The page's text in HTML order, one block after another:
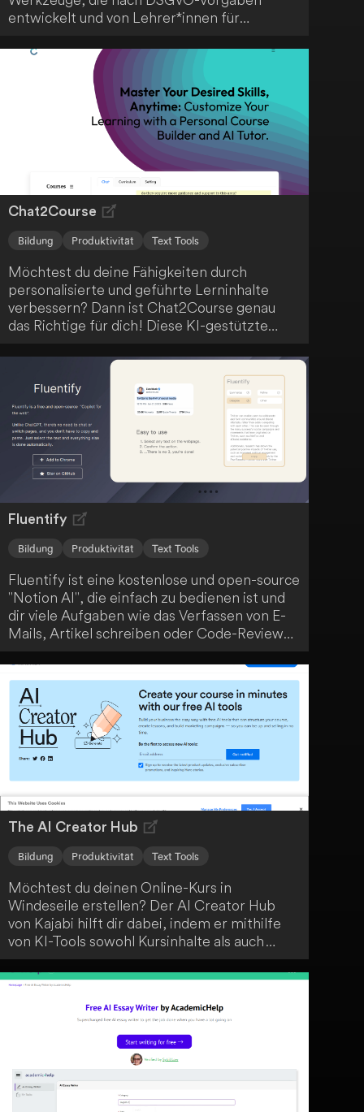
entwickelt und von Lehrer*innen für
praktischer Alleskönner für den modernen
Chat2Course
Bildung Produktivität Text Tools
Möchtest du deine Fähigkeiten durch
personalisierte und geführte Lerninhalte
verbessern? Dann ist Chat2Course genau
das Richtige für dich! Diese KI-gestützte
gestützte Kursentwicklung, anpassbare
Kursübersichten und interaktives Curriculum-
Design. Profitiere von personalisierten
Lerninhalten, Echtzeit-KI-Kursleitern und
einer GPT-4-getriebenen Lernerfahrung, um
deine Ziele zu erreichen.
Fluentify
Bildung Produktivität Text Tools
Fluentify ist eine kostenlose und open-source
"Notion AI", die einfach zu bedienen ist und
dir viele Aufgaben wie das Verfassen von E-
Mails, Artikel schreiben oder Code-Reviews
erleichtert. Durch einfaches Wischen wird
deine Arbeit erledigt. Egal, in welcher
Situation du dich befindest, Fluentify ist ein
vielseitiges Tool, das dir den Arbeitsalltag
erleichtert.
The AI Creator Hub
Bildung Produktivität Text Tools
Möchtest du deinen Online-Kurs in
Windeseile erstellen? Der AI Creator Hub
von Kajabi hilft dir dabei, indem er mithilfe
von KI-Tools sowohl Kursinhalte als auch
Marketingmaterialien automatisch generiert.
Bring einfach deine Ideen mit und lass dich